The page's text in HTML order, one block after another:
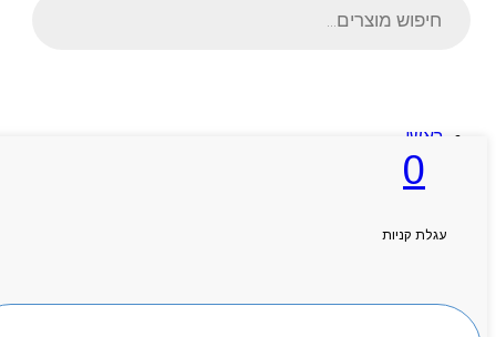
0
עגלת קניות
חיפוש מוצרים
search
ראשי
אודותניו
קטלוג מוצרים
מותגים